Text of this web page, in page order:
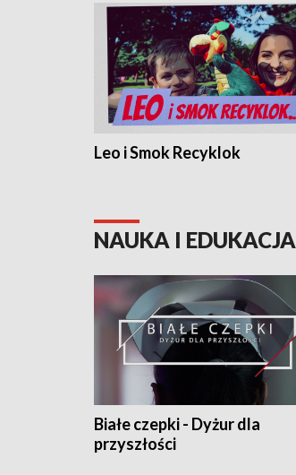
Leo i Smok Recyklok
NAUKA I EDUKACJA
Białe czepki - Dyżur dla
przyszłości